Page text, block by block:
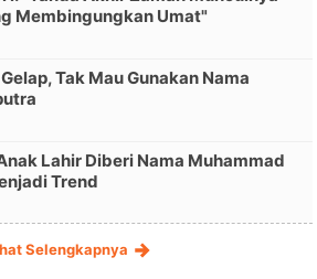
Membingungkan Umat"
Tak Mau Gunakan Nama
Lahir Diberi Nama Muhammad
Trend
Selengkapnya